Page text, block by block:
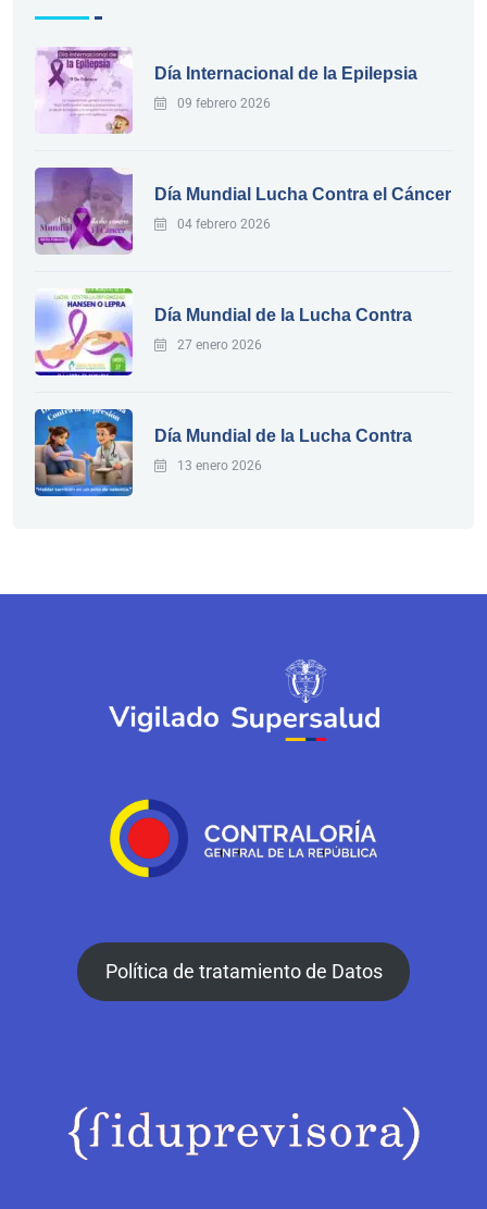
Día Internacional de la Epilepsia
09 febrero 2026
Día Mundial Lucha Contra el Cáncer
04 febrero 2026
Día Mundial de la Lucha Contra
27 enero 2026
Día Mundial de la Lucha Contra
13 enero 2026
Política de tratamiento de Datos